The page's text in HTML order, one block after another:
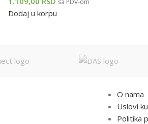
sa PDV-om
Dodaj u korpu
O nama
Uslovi
Politika